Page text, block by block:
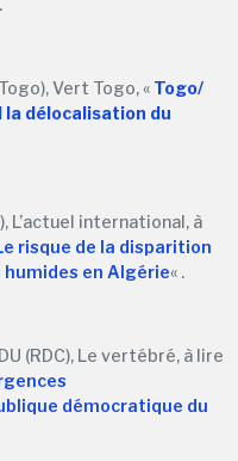
Vert Togo, « Togo/
la délocalisation du
L’actuel international, à
risque de la disparition
en Algérie« .
(RDC), Le vertébré, à lire
démocratique du